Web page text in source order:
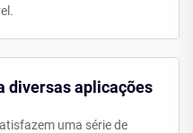
diversas aplicações
uma série de